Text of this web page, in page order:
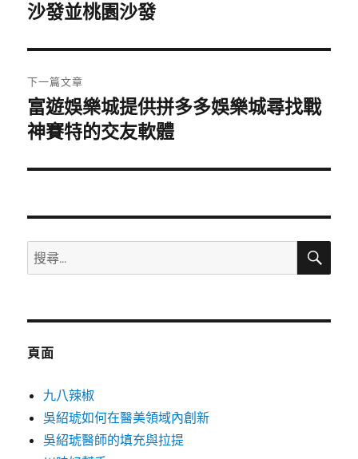
導
覽
一
文
章:
沙發並桃園沙發
下一篇文章
下
一
文
富遊娛樂城提供拼多多娛樂城尋找戰
神賽特的交友軟體
搜
尋
鍵
搜
頁面
九八辣椒
吳紹琥如何在醫美領域內創新
吳紹琥醫師的填充與拉提